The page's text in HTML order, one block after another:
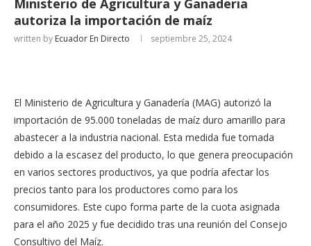
Ministerio de Agricultura y Ganaderia
autoriza la importación de maíz
written by Ecuador En Directo septiembre 25, 2024
El Ministerio de Agricultura y Ganadería (MAG) autorizó la
importación de 95.000 toneladas de maíz duro amarillo para
abastecer a la industria nacional. Esta medida fue tomada
debido a la escasez del producto, lo que genera preocupación
en varios sectores productivos, ya que podría afectar los
precios tanto para los productores como para los
consumidores. Este cupo forma parte de la cuota asignada
para el año 2025 y fue decidido tras una reunión del Consejo
Consultivo del Maíz.